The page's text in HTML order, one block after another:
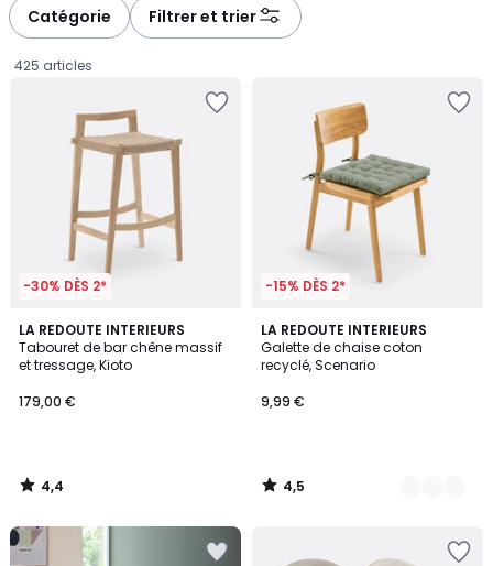
Catégorie Filtrer et trier
425 articles
-30% DÈS 2*
LA REDOUTE INTERIEURS
Tabouret de bar chêne massif
et tressage, Kioto
€.
179,00 €
4,4
/ 5
4,4
/
-15% DÈS 2*
LA REDOUTE INTERIEURS
Galette de chaise coton
recyclé, Scenario
9,99 €
4,5
/ 5
9
Couleurs
4,5
/